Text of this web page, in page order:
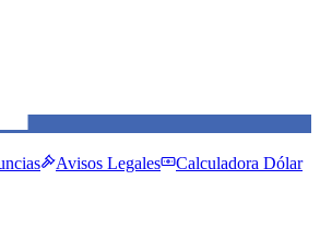
Avisos Legales
Calculadora Dólar